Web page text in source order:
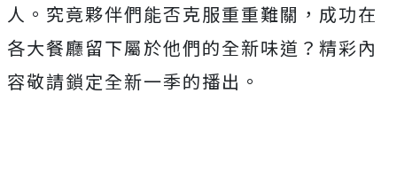
人。究竟夥伴們能否克服重重難關，成功在
各大餐廳留下屬於他們的全新味道？精彩內
容敬請鎖定全新一季的播出。